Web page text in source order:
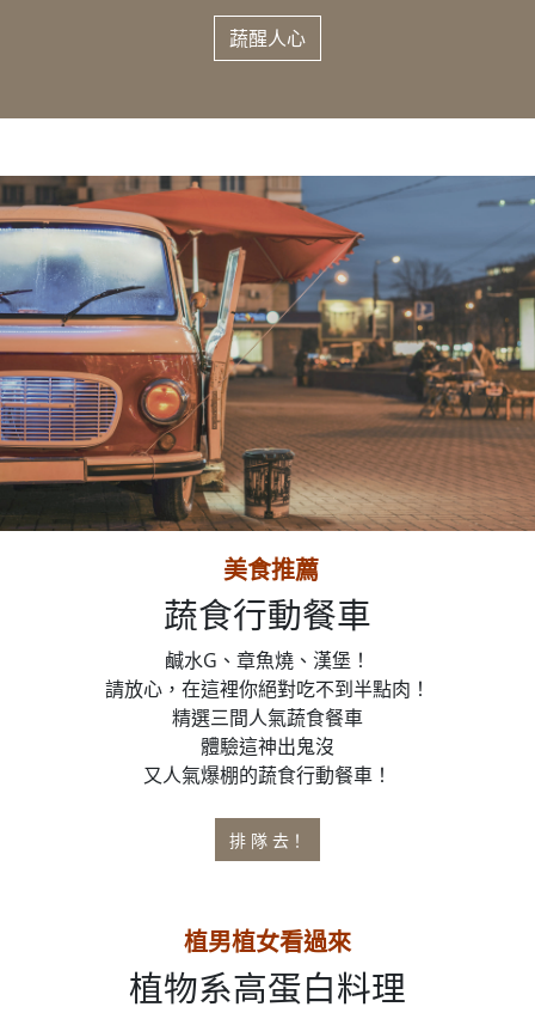
蔬醒人​​心
美食推薦
蔬食行動餐車
鹹水G、章魚燒、漢堡！
請放心，在這裡你絕對吃不到半點肉！
精選三間人氣蔬食餐車
體驗這神出鬼沒
又人氣爆棚的蔬食行動餐車！
排 隊 去！
植男植女看過來
植物系高蛋白料理